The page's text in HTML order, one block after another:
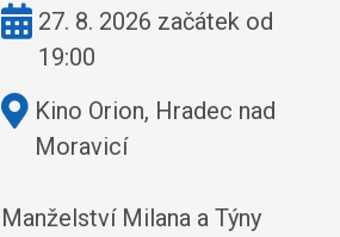
Kdy:27. 8. 2026 začátek od
19:00
Kde:Kino Orion, Hradec nad
Moravicí
Manželství Milana a Týny